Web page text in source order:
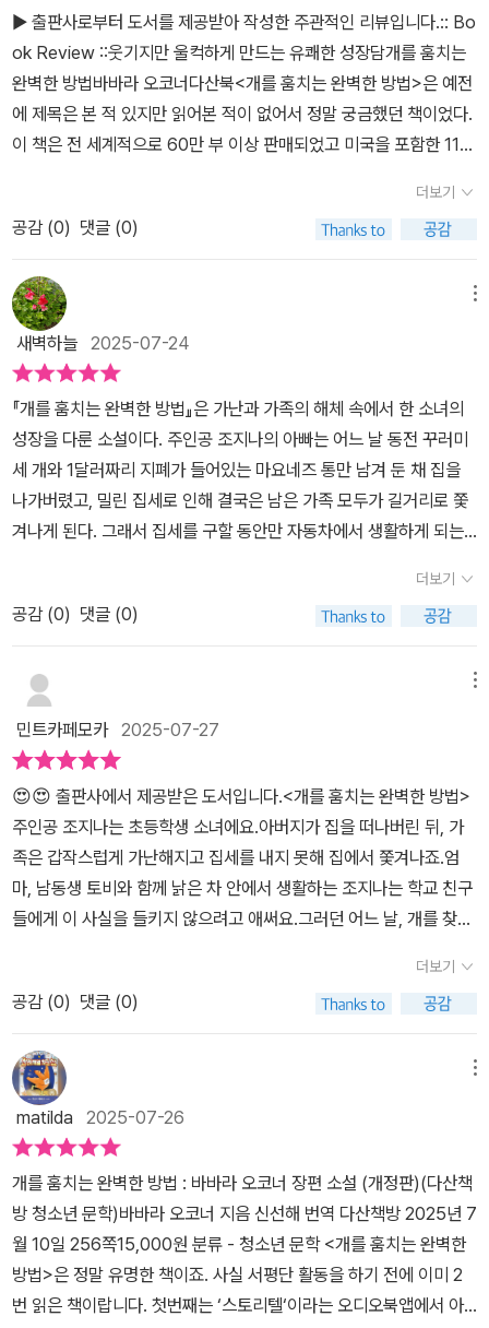
텔 세트, 더 커서는 새 핸드폰과 신발, 겉옷 같은 것들도 '나도' 갖고 싶
었고 꼭 '나만' 없는 것 처럼 생각하곤 했다. 같이 어울리려면 똑같거
나 적어도 비슷한 것을 가지고 있어야 대화 소재도 빠지지 않고 분위
기가 맞을 듯한 기분이 들었다. 지금 생각해보면 그런 건 하나도 중요
하지 않은 것 같고, 급식실에서 밥 혼자 먹는 일이나 이동수업 혼자 나
무렇지도 않고 그럴 수도 있다고 넘길 수 있지만 실제로 그 나이때
는 그런 것들이 무엇보다 중요하고 어렵고 무서운 일이기도 하다. 직
장인이 잘 알아채지 못하는 우울감으로 회사를 가는 길에 사고가 나
면 출근을 안해도 될테니 작은 사고가 일어났으면 좋겠다는 생각
을 한다는 경우가 있다. 학교에서, 친구들 사이에서 사라져버리고 싶
다는 생각을 떠올리는 조지나를 보며 씩씩하고 영리해보이는 아이
의 마음에도 우울감이 자리하고 있는 것은 아닐까 생각했다. 조지나
가 더는 차에서 살고 싶지 않다고 엄마와 다투는 모습을 보며 처음
엔 어려운 사정을 극복하기 위해 노력하려는 엄마에게 떼를 쓴다
고 여겨졌었다. 하지만 조지나의 불만은 그저 철이 없는 어린아이
의 투정이 아니었다. 보호의 사각지대에 놓인 어린 조지나가 마땅
히 받았어야 할 보호와 양육환경에 대한 요구였다. 같은 장소에서 이
자 역까지 해야 하는 것은 심각한 문제였다. 결국 조지나가 비어있
한다. 무키 아저씨와 조지나가 빈 집에서 마주쳐 대화를 나누는 길
화같은 이야기 속의 좋은 사람들이기 때문에 염려했던 문제들은 없었
지만, 보호받지 못하는 어린 소녀와 성인남성이 주변의 시선이 닿지
도 않는 장소에서 있는 장면은 긴장감을 주었다. 다른 하나는 조지나
와 다투며 엄마가 감정적으로 크게 폭발하거나 지친 모습을 보여주
는 장면이 불안하게 느껴졌다. 이미 가족을 버리고 가정을 떠난 아빠
는 엄마가 느낄 생활고와 책임감의 압박에서 벗어났을 것이다. 아빠
가 무책임한 짓을 할 수 있었다면 엄마 또한 자신도 부담에서 벗어나
고 싶다는 생각을 하지 않았을까. 실제로 조지나는 엄마에게서 불안
을 느낀다. "아니, 아무래도 이 빌어먹을 세상에서 나가야 할 것 같
에게서 전해지는 절망과 우울을 민감하게 느끼는 조지나는 결국 자신
의 완벽한 계획을 실행에 옮기게 된다. 가정의 위기가 사회로 옮겨오
게 되는 것이다. 가정이 흔들렸다면 사회에서라도 어린아이들을 잠
시 보호할 수 있는 환경이 조성되어 있었어야 했다. 학교 선생님도 친
구 로앤의 엄마도 조지나에게서 변화와 문제를 발견했다. 이들은 그
저 조지나에게 괜찮은지 묻거나, 조용히 넘어가는 방법을 선택했
다. 한 가정 내에 문제가 생긴 것 같을 때 타인은 어디서부터 어떻
게 개입할 수 있을까. 영화 <플로리다 프로젝트>에 아이들이 놀
고 있는 벤치 근처에 한 남자가 서 있다 이를 본 모텔 주인에게 끌려가
▶ 출판사로부터 도서를 제공받아 작성한 주관적인 리뷰입니다.​​:: Bo
ok Review ::웃기지만 울컥하게 만드는 유쾌한 성장담​개를 훔치는
완벽한 방법바바라 오코너다산북​<개를 훔치는 완벽한 방법>은 예전
에 제목은 본 적 있지만 읽어본 적이 없어서 정말 궁금했던 책이었다.
이 책은 전 세계적으로 60만 부 이상 판매되었고 미국을 포함한 11개
책을 넘어 수많은 독자에게 '인생 책'이라 불리는 이유가 분명히 있다.
​이 책은 사람의 마음을 움직인다는 것이 그 이유라고 생각한다. 무겁
고 거창하게가 아니라 아주 작은 웃음과 울컥함으로 조용하고 부드럽
게 마음 한가운데를 툭 건드린다. 어른이 되어 다시 돌아본 어린 시절,
혹은 지금 이 순간에도 해결되지 않은 내면의 외로움과 상처가 조지
나의 이야기에 겹쳐 보인다. ​​머릿속으로는 이미 개를 훔치기 위한 모
든 규칙을 하나하나 빼먹지 않고 모조리 따져보고 있었다. 본문 중에
서주인공 조지나는 열한 살이다. 어느 날 아빠가 사라지고 엄마와 어
린 동생과 함께 집에서 쫓겨난다. 머물 곳도 씻을 곳도 없는 채 그들의
새 보금자리는 고작해야 오래된 자동차 한 대. 가난은 생각보다 조용
하고 끈질기게 사람을 잠식한다. 조지나는 그런 상황에서 우연히 본
전단지 한 장 - 개를 찾아주면 500달러를 드립니다- 그 문구가 조지
나에게 기막힌 아이디어를 떠올리게 한다. ​이토록 안타깝고 뒤죽박죽
인 상황의 중심에 바로 내가 있었다. 본문 중에서​도덕과 생존의 아슬
었을 뿐이다. 이 소설은 이렇게 무거운 이야기를 가볍게 풀어냈다는
사실이 놀라운 점이다. 조지나는 스스로를 나쁜 사람이 아니라고 반
복해서 말한다. ​어린 시절에 이 책을 만났다면 조지나의 용기에 감동
했을 것이다. 하지만 어른이 돼서 읽어서 그런지 그녀의 상처와 혼란
스러운 감정에 더 깊이 공감하게 되었다. 청소년 문학은 때로 어른의
문학보다 더 큰 울림을 준다. 화려한 문장이 적고 무게를 잡는 철학도
적지만 그 진심만큼은 가슴 깊은 곳에 스며든다. ​​​때로는 뒤에 남긴 삶
의 자취가 앞에 놓인 길보다 더 중요한 법이란다.본문 중에서 조지나
람이 되어야 하는지를 스스로 깨닫는 여정이다. 가난한 아이가 집을
구하려고 개를 훔쳤다. 하지만 그녀는 결국 개를 돌려주고 자신만의
방식으로 삶을 회복한다. 그 과정에서 잊고 있던 중요한 진실을 떠올
리게 된다. ​인생은 예상한 대로 흘러가지 않지만, 예상하지 못한 방식
으로 아름다워질 수도 있다는 것. 이 책을 읽고 나서 조금 더 단단해진
기분이 들었다. ​​#개를훔치는완벽한방법 #청소년문학 #성장소설 #
바바라오코너 #책추천 #책서평 #가족소설 #감동소설 #따뜻한책 #
어른을위한동화​
더보기
공감 (0) 댓글 (0)
새벽하늘 2025-07-24
『개를 훔치는 완벽한 방법』은 가난과 가족의 해체 속에서 한 소녀의
성장을 다룬 소설이다. 주인공 조지나의 아빠는 어느 날 동전 꾸러미
세 개와 1달러짜리 지폐가 들어있는 마요네즈 통만 남겨 둔 채 집을
나가버렸고, 밀린 집세로 인해 결국은 남은 가족 모두가 길거리로 쫓
겨나게 된다. 그래서 집세를 구할 동안만 자동차에서 생활하게 되는
머리를 감고 씻기를 반복한다. 이런 생활의 결말은 그리 오래지 않아
꼬질꼬질한 모습으로 남게 되고, 기름기 흐르는 머리카락과 단정하지
못한 모습으로 인해 친구들과도 멀어지게 된다. ​ 이런 조지나의 아픔
과 혼자서 초등학생 자녀 2명을 양육해야 하는 조지나 엄마의 힘듬과
되지만, 나아질 기미가 보이지 않는다. 이러한 힘듬의 연속과 세상이
자신을 버린 것 같은 삶의 구렁텅이 속에서도 조지나 엄마는 자녀들
을 위해 치열하게 살아간다.​ 세계 모든 엄마들의 공통된 마음이 아닐
까?그러던 중 조지나와 동생 토비가 자신의 반려견을 진심으로 사랑
하고 아끼는 카멜라 아줌마의 개 윌리를 훔친다. 개 훔치는 것은 나쁜
짓이라는 걸 알지만, 사례금을 받아 집을 구하고 싶었기에 개를 훔쳐
폐가에 숨기게 된다. 하지만 부자인줄 알았던 카멜라 아줌마는 부자
가 아니었다. 그러던 중 집도 없고, 직업도 없이 떠도는 이상한 '무키
아저씨'를 폐가에서 만나게 되면서 반전이 일어난다. 무키 아저씨는
조지나가 잘못을 깨우치고, 스스로 깨닫게 한다. 카멜라 아줌마와 가
까워지면서 그녀가 얼마나 좋은 사람이고, 윌리를 얼마나 사랑하는지
알게 되고, 결국에는윌리와 카멜라 그리고 자신을 위해서 개를 집으
로 데려다주기로 결심한다. 죄를 짓고 괴로워하고 그것을 풀어나가
는 이야기는 부모와 자녀가 함께 읽기에 딱 좋은 책이다. 조지나의 관
점에서 전개되는 이야기를 통해 자신의 행동이 불러오는 결과와 인간
관계를 통해 보여주는 메시지가 깊이 생각하게 한다. 초등학생 자녀
와 함께 읽고 대화한다면 좋은 결과를 얻을 수 있는 책이다. **출판
사로부터 도서를 제공받아 주관적으로 쓴 리뷰입니다.
더보기
공감 (0) 댓글 (0)
민트카페모카2025-07-27
😍😍 출판사에서 제공받은 도서입니다.​<개를 훔치는 완벽한 방법>
주인공 조지나는 초등학생 소녀에요.아버지가 집을 떠나버린 뒤, 가
족은 갑작스럽게 가난해지고 집세를 내지 못해 집에서 쫓겨나죠.엄
마, 남동생 토비와 함께 낡은 차 안에서 생활하는 조지나는 학교 친구
들에게 이 사실을 들키지 않으려고 애써요.​그러던 어느 날, 개를 찾아
리고 전단을 보고 아이디어가 떠오릅니다.잃어버린 개를 찾아 주는
것이 아니라, 개를 훔치기로 한거죠.즉, 개를 훔쳐서 주인에게 돌려주
면, 사례금을 받을 수 있다는 생각을 한거에요.​조지나는 '개를 훔치는
완벽한 방법'을 스스로 작성하고, 실행에 옮기기로 해요.타깃은 친절
한 여성인 카멜라 아줌마의 반려견인 '윌리'에요.​하지만 일이 점점 꼬
이고, 조지나는 예상치 못한 사람들과 마주하게 되죠.특히, 노숙자인
무키 아저씨를 만나면서 조지나는 도덕, 정직, 그리고 진짜 가족과 집
의 의미를 다시 생각하게 되요.​결국 조지나는 잘못된 선택을 바로잡
고, 카멜라 아줌마와 무키 아저씨의 도움으로 더 나은 방향으로 나아
가게 되요.​<개를 훔치는 완벽한 방법>은 가난과 생존, 그러나 잃지
말아야 할 양심에 대해 말해요.또한, 어린 아이의 시선에서 그려지는
도덕적 성장에 대해 말하고 있어요.이 책은 어린이 대상이지만, 어른
더보기
공감 (0) 댓글 (0)
matilda 2025-07-26
개를 훔치는 완벽한 방법 : 바바라 오코너 장편 소설 (개정판)(다산책
방 청소년 문학)바바라 오코너 지음 신선해 번역 다산책방 2025년 7
월 10일 256쪽15,000원 분류 - 청소년 문학 <개를 훔치는 완벽한
방법>은 정말 유명한 책이죠. 사실 서평단 활동을 하기 전에 이미 2
번 읽은 책이랍니다. 첫번째는 ‘스토리텔‘이라는 오디오북앱에서 아